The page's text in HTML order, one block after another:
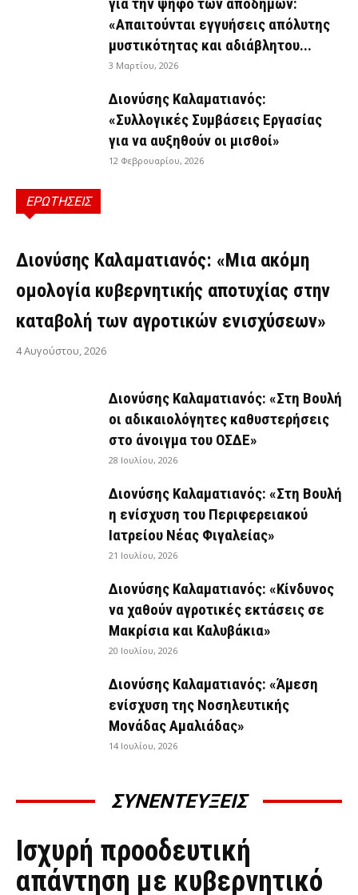
«Απαιτούνται εγγυήσεις απόλυτης
μυστικότητας και αδιάβλητου...
3 Μαρτίου, 2026
Διονύσης Καλαματιανός:
«Συλλογικές Συμβάσεις Εργασίας
για να αυξηθούν οι μισθοί»
12 Φεβρουαρίου, 2026
ΕΡΩΤΗΣΕΙΣ
ΕΡΩΤΉΣΕΙΣ
Διονύσης Καλαματιανός: «Μια ακόμη
ομολογία κυβερνητικής αποτυχίας στην
καταβολή των αγροτικών ενισχύσεων»
4 Αυγούστου, 2026
Διονύσης Καλαματιανός: «Στη Βουλή
οι αδικαιολόγητες καθυστερήσεις
στο άνοιγμα του ΟΣΔΕ»
28 Ιουλίου, 2026
Διονύσης Καλαματιανός: «Στη Βουλή
η ενίσχυση του Περιφερειακού
Ιατρείου Νέας Φιγαλείας»
21 Ιουλίου, 2026
Διονύσης Καλαματιανός: «Κίνδυνος
να χαθούν αγροτικές εκτάσεις σε
Μακρίσια και Καλυβάκια»
20 Ιουλίου, 2026
Διονύσης Καλαματιανός: «Άμεση
ενίσχυση της Νοσηλευτικής
Μονάδας Αμαλιάδας»
14 Ιουλίου, 2026
ΣΥΝΕΝΤΕΥΞΕΙΣ
ΣΥΝΕΝΤΕΎΞΕΙΣ
Ισχυρή προοδευτική
απάντηση με κυβερνητικό